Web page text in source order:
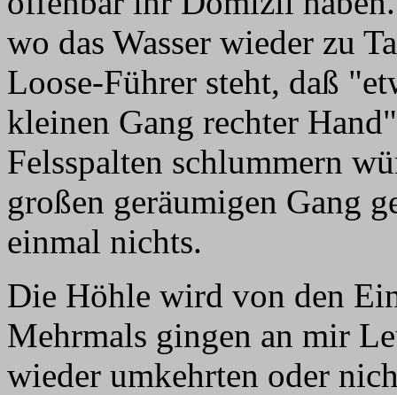
wo das Wasser wieder zu
Loose-Führer steht, daß
kleinen Gang rechter
Felsspalten schlummern
großen geräumigen Gang
einmal nichts.
Die Höhle wird von den
Mehrmals gingen an mir
wieder umkehrten oder